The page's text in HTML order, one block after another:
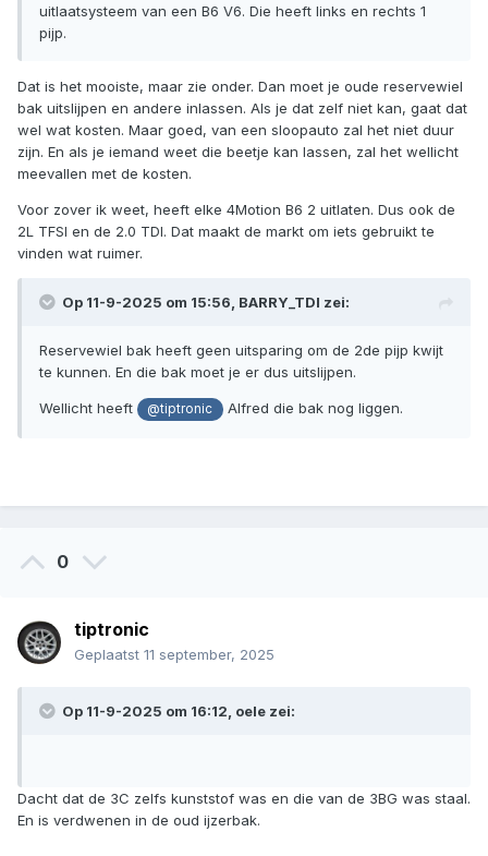
uitlaatsysteem van een B6 V6. Die heeft links en rechts 1
pijp.
Dat is het mooiste, maar zie onder. Dan moet je oude reservewiel
bak uitslijpen en andere inlassen. Als je dat zelf niet kan, gaat dat
wel wat kosten. Maar goed, van een sloopauto zal het niet duur
zijn. En als je iemand weet die beetje kan lassen, zal het wellicht
meevallen met de kosten.
Voor zover ik weet, heeft elke 4Motion B6 2 uitlaten. Dus ook de
2L TFSI en de 2.0 TDI. Dat maakt de markt om iets gebruikt te
vinden wat ruimer.
Op 11-9-2025 om 15:56, BARRY_TDI zei:
Reservewiel bak heeft geen uitsparing om de 2de pijp kwijt
te kunnen. En die bak moet je er dus uitslijpen.
Wellicht heeft @tiptronic Alfred die bak nog liggen.
0
tiptronic
Geplaatst 11 september, 2025
Op 11-9-2025 om 16:12, oele zei:
Dacht dat de 3C zelfs kunststof was en die van de 3BG was staal.
En is verdwenen in de oud ijzerbak.